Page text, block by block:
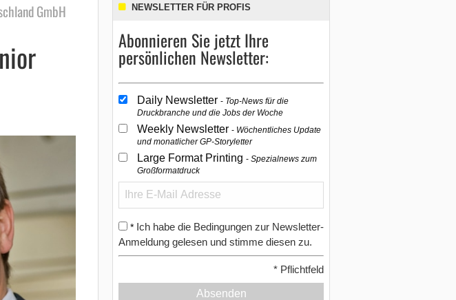
GmbH NEWSLETTER FÜR PROFIS
Abonnieren Sie jetzt Ihre
persönlichen Newsletter:
Daily Newsletter Top-News für die
Druckbranche und die Jobs der Woche
Weekly Newsletter Wöchentliches Update
und monatlicher GP-Storyletter
Large Format Printing Spezialnews zum
Großformatdruck
* Ich habe die Bedingungen zur Newsletter-
Anmeldung gelesen und stimme diesen zu.
* Pflichtfeld
Absenden